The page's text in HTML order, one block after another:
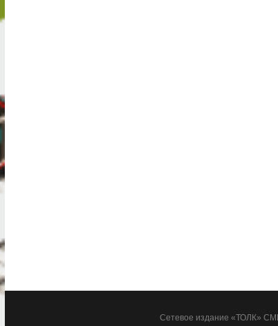
Сетевое издание «ТОЛК»